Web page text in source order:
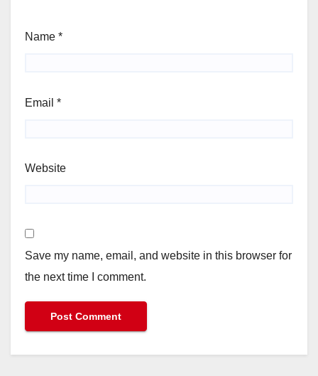
Name *
Email *
Website
Save my name, email, and website in this browser for
the next time I comment.